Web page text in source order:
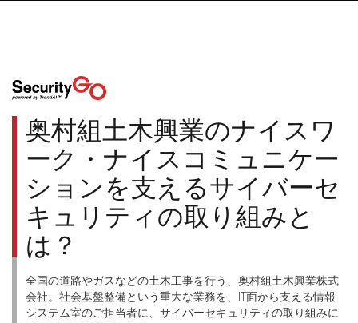
奥村組土木興業のナイスワ
ーク・ナイスコミュニケー
ションを支えるサイバーセ
キュリティの取り組みと
は？
全国の道路やガスなどの土木工事を行う、奥村組土木興業株式
会社。社会基盤整備という重大な業務を、IT面から支える情報
システム室のご担当者に、サイバーセキュリティの取り組みに